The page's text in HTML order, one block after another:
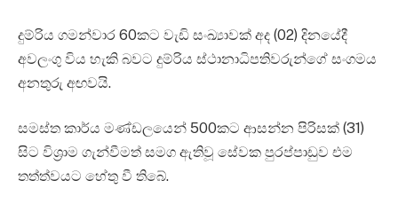
දුම්රිය ගමන්වාර 60කට වැඩි සංඛ්‍යාවක් අද (02) දිනයේදී
අවලංගු විය හැකි බවට දුම්රිය ස්ථානාධිපතිවරුන්ගේ සංගමය
අනතුරු අඟවයි.
සමස්ත කාර්ය මණ්ඩලයෙන් 500කට ආසන්න පිරිසක් (31)
සිට විශ්‍රාම ගැන්වීමත් සමග ඇතිවූ සේවක පුරප්පාඩුව එම
තත්ත්වයට හේතු වී තිබේ.